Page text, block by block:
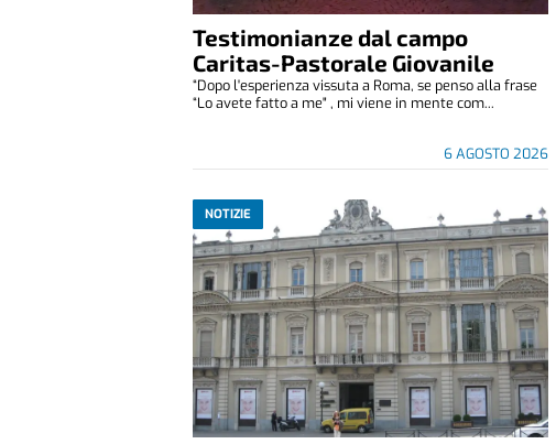
Testimonianze dal campo
Caritas-Pastorale Giovanile
6 AGOSTO 2026
“Dopo l'esperienza vissuta a Roma, se penso alla frase
“Lo avete fatto a me" , mi viene in mente com...
NOTIZIE